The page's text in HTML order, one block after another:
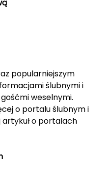
popularniejszym
ślubnymi i
weselnymi.
o portalu ślubnym i
o portalach